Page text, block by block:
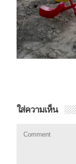
ใส่ความเห็น